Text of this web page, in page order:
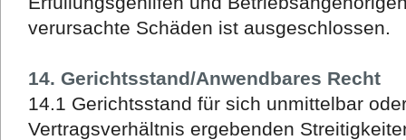
verursachte Schäden ist ausgeschlossen.
14. Gerichtsstand/Anwendbares Recht
14.1 Gerichtsstand für sich unmittelbar
Vertragsverhältnis ergebenden